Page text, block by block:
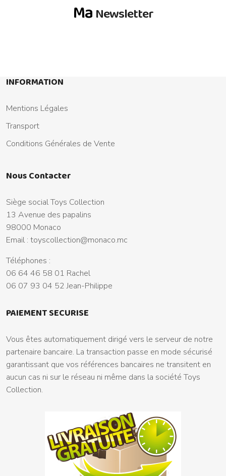
Ma Newsletter
INFORMATION
Mentions Légales
Transport
Conditions Générales de Vente
Nous Contacter
Siège social Toys Collection
13 Avenue des papalins
98000 Monaco
Email : toyscollection@monaco.mc
Téléphones :
06 64 46 58 01 Rachel
06 07 93 04 52 Jean-Philippe
PAIEMENT SECURISE
Vous êtes automatiquement dirigé vers le serveur de notre
partenaire bancaire. La transaction passe en mode sécurisé
garantissant que vos références bancaires ne transitent en
aucun cas ni sur le réseau ni même dans la société Toys
Collection.